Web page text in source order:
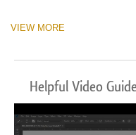
VIEW MORE
Helpful Video